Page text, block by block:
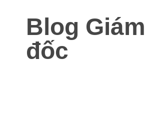
Blog Giám
đốc